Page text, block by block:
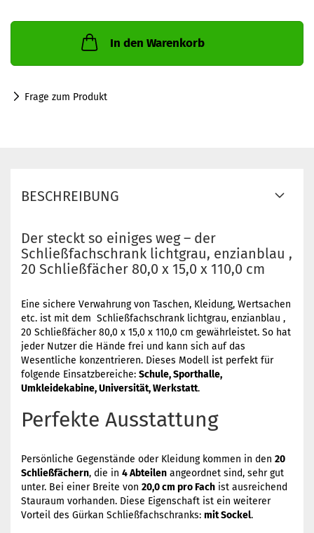
In den Warenkorb
Frage zum Produkt
BESCHREIBUNG
Der steckt so einiges weg – der
Schließfachschrank lichtgrau, enzianblau ,
20 Schließfächer 80,0 x 15,0 x 110,0 cm
Eine sichere Verwahrung von Taschen, Kleidung, Wertsachen
etc. ist mit dem Schließfachschrank lichtgrau, enzianblau ,
20 Schließfächer 80,0 x 15,0 x 110,0 cm gewährleistet. So hat
jeder Nutzer die Hände frei und kann sich auf das
Wesentliche konzentrieren. Dieses Modell ist perfekt für
folgende Einsatzbereiche: Schule, Sporthalle,
Umkleidekabine, Universität, Werkstatt.
Perfekte Ausstattung
Persönliche Gegenstände oder Kleidung kommen in den 20
Schließfächern, die in 4 Abteilen angeordnet sind, sehr gut
unter. Bei einer Breite von 20,0 cm pro Fach ist ausreichend
Stauraum vorhanden. Diese Eigenschaft ist ein weiterer
Vorteil des Gürkan Schließfachschranks: mit Sockel.